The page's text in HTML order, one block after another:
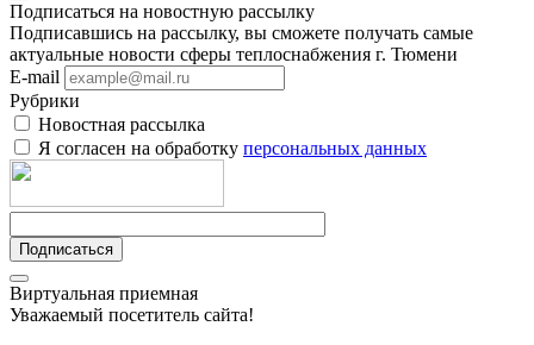
Подписаться на новостную рассылку
Подписавшись на рассылку, вы сможете получать самые
актуальные новости сферы теплоснабжения г. Тюмени
E-mail
Рубрики
Новостная рассылка
Я согласен на обработку персональных данных
Подписаться
Виртуальная приемная
Уважаемый посетитель сайта!